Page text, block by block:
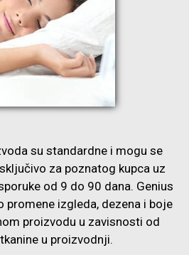
su standardne i mogu se
za poznatog kupca uz
od 9 do 90 dana. Genius
promene izgleda, dezena i boje
proizvodu u zavisnosti od
u proizvodnji.